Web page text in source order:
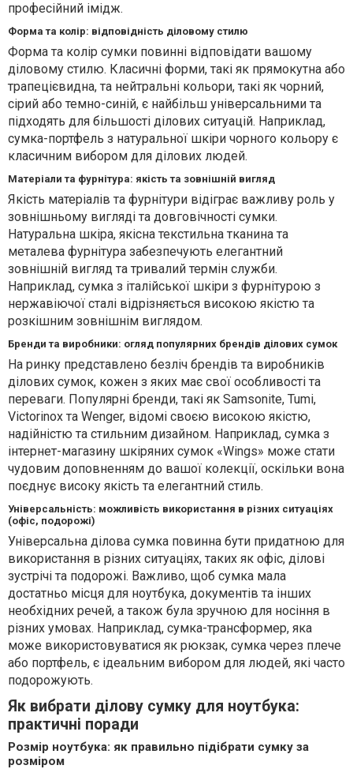
професійний імідж.
Форма та колір: відповідність діловому стилю
Форма та колір сумки повинні відповідати вашому
діловому стилю. Класичні форми, такі як прямокутна або
трапецієвидна, та нейтральні кольори, такі як чорний,
сірий або темно-синій, є найбільш універсальними та
підходять для більшості ділових ситуацій. Наприклад,
сумка-портфель з натуральної шкіри чорного кольору є
класичним вибором для ділових людей.
Матеріали та фурнітура: якість та зовнішній вигляд
Якість матеріалів та фурнітури відіграє важливу роль у
зовнішньому вигляді та довговічності сумки.
Натуральна шкіра, якісна текстильна тканина та
металева фурнітура забезпечують елегантний
зовнішній вигляд та тривалий термін служби.
Наприклад, сумка з італійської шкіри з фурнітурою з
нержавіючої сталі відрізняється високою якістю та
розкішним зовнішнім виглядом.
Бренди та виробники: огляд популярних брендів ділових сумок
На ринку представлено безліч брендів та виробників
ділових сумок, кожен з яких має свої особливості та
переваги. Популярні бренди, такі як Samsonite, Tumi,
Victorinox та Wenger, відомі своєю високою якістю,
надійністю та стильним дизайном. Наприклад, сумка з
інтернет-магазину шкіряних сумок «Wings» може стати
чудовим доповненням до вашої колекції, оскільки вона
поєднує високу якість та елегантний стиль.
Універсальність: можливість використання в різних ситуаціях
(офіс, подорожі)
Універсальна ділова сумка повинна бути придатною для
використання в різних ситуаціях, таких як офіс, ділові
зустрічі та подорожі. Важливо, щоб сумка мала
достатньо місця для ноутбука, документів та інших
необхідних речей, а також була зручною для носіння в
різних умовах. Наприклад, сумка-трансформер, яка
може використовуватися як рюкзак, сумка через плече
або портфель, є ідеальним вибором для людей, які часто
подорожують.
Як вибрати ділову сумку для ноутбука:
практичні поради
Розмір ноутбука: як правильно підібрати сумку за
розміром